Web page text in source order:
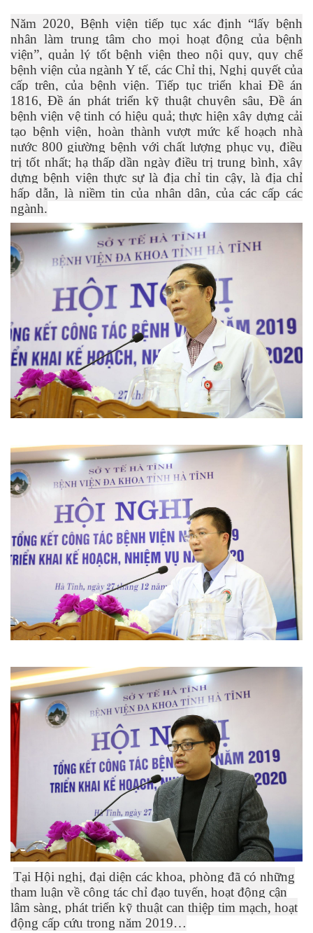
Năm 2020, Bệnh viện tiếp tục xác định “lấy bệnh
nhân làm trung tâm cho mọi hoạt động của bệnh
viện”, quản lý tốt bệnh viện theo nội quy, quy chế
bệnh viện của ngành Y tế, các Chỉ thị, Nghị quyết của
cấp trên, của bệnh viện. Tiếp tục triển khai Đề án
1816, Đề án phát triển kỹ thuật chuyên sâu, Đề án
bệnh viện vệ tinh có hiệu quả; thực hiện xây dựng cải
tạo bệnh viện, hoàn thành vượt mức kế hoạch nhà
nước 800 giường bệnh với chất lượng phục vụ, điều
trị tốt nhất; hạ thấp dần ngày điều trị trung bình, xây
dựng bệnh viện thực sự là địa chỉ tin cậy, là địa chỉ
hấp dẫn, là niềm tin của nhân dân, của các cấp các
ngành.
Tại Hội nghị, đại diện các khoa, phòng đã có những
tham luận về công tác chỉ đạo tuyến, hoạt động cận
lâm sàng, phát triển kỹ thuật can thiệp tim mạch, hoạt
động cấp cứu trong năm 2019…